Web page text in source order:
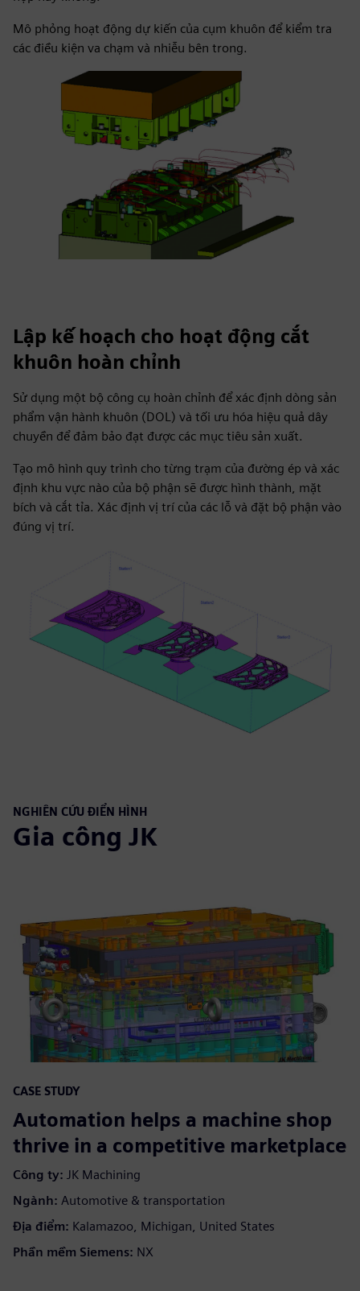
Mô phỏng hoạt động dự kiến của cụm khuôn để kiểm tra
các điều kiện va chạm và nhiễu bên trong.
Lập kế hoạch cho hoạt động cắt
khuôn hoàn chỉnh
Sử dụng một bộ công cụ hoàn chỉnh để xác định dòng sản
phẩm vận hành khuôn (DOL) và tối ưu hóa hiệu quả dây
chuyền để đảm bảo đạt được các mục tiêu sản xuất.
Tạo mô hình quy trình cho từng trạm của đường ép và xác
định khu vực nào của bộ phận sẽ được hình thành, mặt
bích và cắt tỉa. Xác định vị trí của các lỗ và đặt bộ phận vào
đúng vị trí.
NGHIÊN CỨU ĐIỂN HÌNH
Gia công JK
CASE STUDY
Automation helps a machine shop
thrive in a competitive marketplace
Công ty: JK Machining
Ngành: Automotive & transportation
Địa điểm: Kalamazoo, Michigan, United States
Phần mềm Siemens: NX